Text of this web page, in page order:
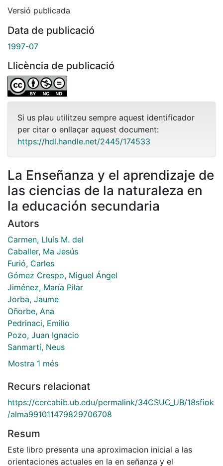
Versió publicada
Data de publicació
1997-07
Llicència de publicació
Si us plau utilitzeu sempre aquest identificador
per citar o enllaçar aquest document:
https://hdl.handle.net/2445/174533
La Enseñanza y el aprendizaje de
las ciencias de la naturaleza en
la educación secundaria
Autors
Carmen, Lluís M. del
Caballer, Ma Jesús
Furió, Carles
Gómez Crespo, Miguel Ángel
Jiménez, María Pilar
Jorba, Jaume
Oñorbe, Ana
Pedrinaci, Emilio
Pozo, Juan Ignacio
Sanmartí, Neus
Mostra 1 més
Recurs relacionat
https://cercabib.ub.edu/permalink/34CSUC_UB/18sfiok
/alma991011479829706708
Resum
Este libro presenta una aproximacion inicial a las
orientaciones actuales en la en señanza y el